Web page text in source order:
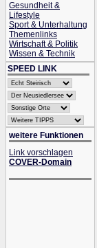
Gesundheit &
Lifestyle
Sport & Unterhaltung
Themenlinks
Wirtschaft & Politik
Wissen & Technik
SPEED LINK
weitere Funktionen
Link vorschlagen
COVER-Domain